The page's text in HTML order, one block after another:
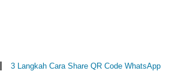
3 Langkah Cara Share QR Code WhatsApp